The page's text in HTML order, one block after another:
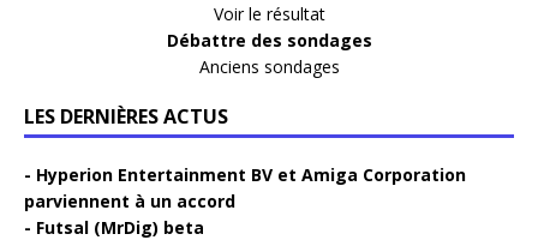
Voir le résultat
Débattre des sondages
Anciens sondages
LES DERNIÈRES ACTUS
Hyperion Entertainment BV et Amiga Corporation
parviennent à un accord
Futsal (MrDig) beta